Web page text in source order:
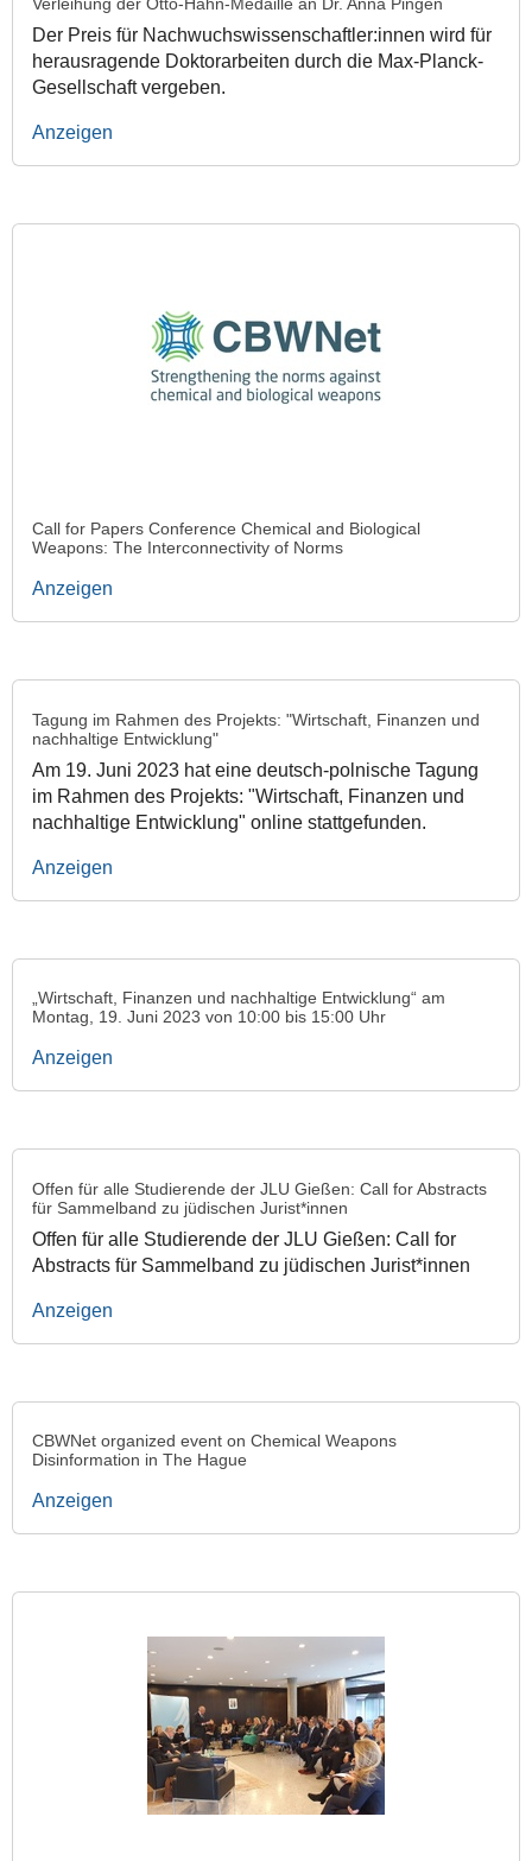
Der Preis für Nachwuchswissenschaftler:innen wird für
herausragende Doktorarbeiten durch die Max-Planck-
Gesellschaft vergeben.
Anzeigen
Call for Papers Conference Chemical and Biological
Weapons: The Interconnectivity of Norms
Anzeigen
Tagung im Rahmen des Projekts: "Wirtschaft, Finanzen und
nachhaltige Entwicklung"
Am 19. Juni 2023 hat eine deutsch-polnische Tagung
im Rahmen des Projekts: "Wirtschaft, Finanzen und
nachhaltige Entwicklung" online stattgefunden.
Anzeigen
„Wirtschaft, Finanzen und nachhaltige Entwicklung“ am
Montag, 19. Juni 2023 von 10:00 bis 15:00 Uhr
Anzeigen
Offen für alle Studierende der JLU Gießen: Call for Abstracts
für Sammelband zu jüdischen Jurist*innen
Offen für alle Studierende der JLU Gießen: Call for
Abstracts für Sammelband zu jüdischen Jurist*innen
Anzeigen
CBWNet organized event on Chemical Weapons
Disinformation in The Hague
Anzeigen